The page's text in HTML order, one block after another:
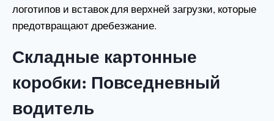
логотипов и вставок для верхней загрузки, которые
предотвращают дребезжание.
Складные картонные
коробки: Повседневный
водитель